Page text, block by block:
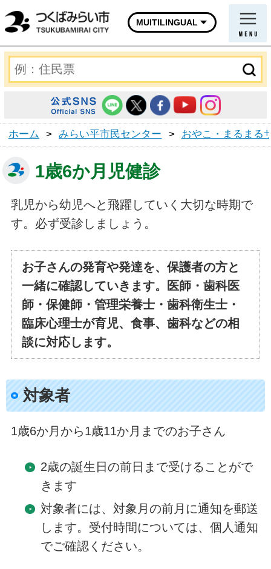
MUITILINGUAL
ホーム > みらい平市民センター > おやこ・まるまる
1歳6か月児健診
乳児から幼児へと飛躍していく大切な時期で
す。必ず受診しましょう。
お子さんの発育や発達を、保護者の方と
一緒に確認していきます。医師・歯科医
師・保健師・管理栄養士・歯科衛生士・
臨床心理士が育児、食事、歯科などの相
談に対応します。
対象者
1歳6か月から1歳11か月までのお子さん
2歳の誕生日の前日まで受けることがで
きます
対象者には、対象月の前月に通知を郵送
します。受付時間については、個人通知
でご確認ください。